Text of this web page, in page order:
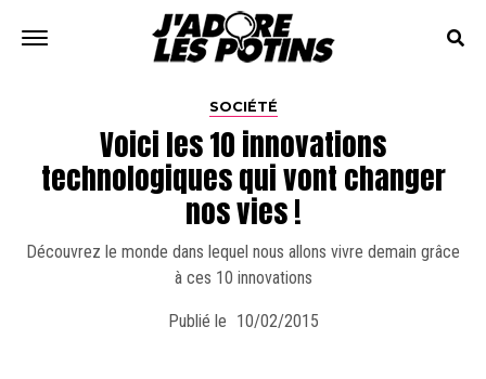
SOCIÉTÉ
Voici les 10 innovations
technologiques qui vont changer
nos vies !
Découvrez le monde dans lequel nous allons vivre demain grâce
à ces 10 innovations
Publié le 10/02/2015